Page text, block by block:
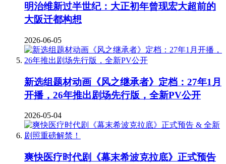
明治维新过半世纪：大正初年曾现宏大超前的
大阪迁都构想
2026-06-05
新选组题材动画《风之继承者》定档：27年1月
开播，26年推出剧场先行版，全新PV公开
2026-05-04
爽快医疗时代剧《幕末希波克拉底》正式预告